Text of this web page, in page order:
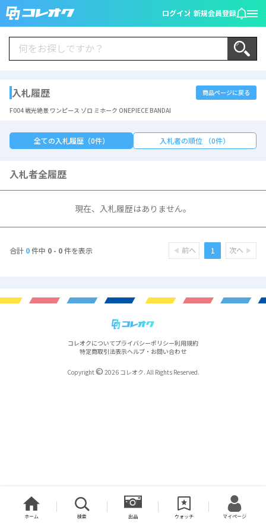
ログイン 新規会員登録
入札履歴
商品ページに戻る
F004 戦光絶景 ワンピース ゾロ ミホーク ONEPIECE BANDAI
全ての入札履歴（0件） 入札者の順位 （0件）
入札者全履歴
現在、入札履歴はありません。
合計 0件中 0 - 0件を表示 前へ 1 次へ
コレオクについてプライバシーポリシー利用規約
特定商取引法表示ヘルプ・お問い合わせ
Copyright© 2026 コレオク. All Rights Reserved.
ホーム 検索 出品 ウォッチ マイページ